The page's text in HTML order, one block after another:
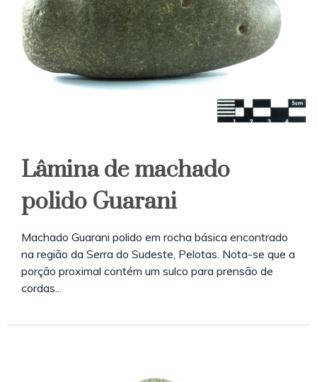
Lâmina de machado
polido Guarani
Machado Guarani polido em rocha básica encontrado
na região da Serra do Sudeste, Pelotas. Nota-se que a
porção proximal contém um sulco para prensão de
cordas...